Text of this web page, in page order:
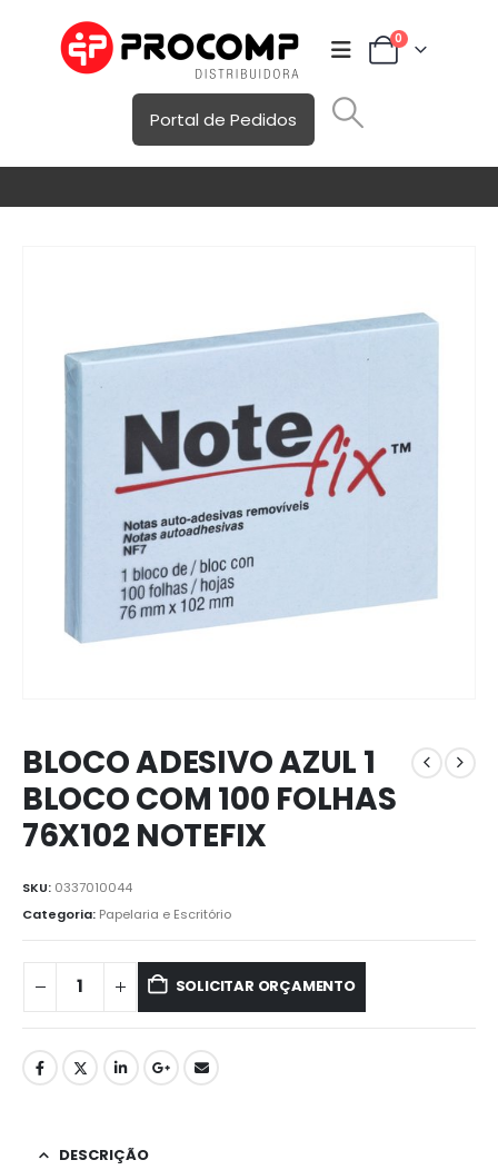
0
Portal de Pedidos
BLOCO ADESIVO AZUL 1
BLOCO COM 100 FOLHAS
76X102 NOTEFIX
SKU: 0337010044
Categoria: Papelaria e Escritório
SOLICITAR ORÇAMENTO
DESCRIÇÃO